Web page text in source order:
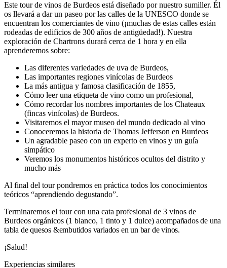
Este tour de vinos de Burdeos está diseñado por nuestro sumiller. Él
os llevará a dar un paseo por las calles de la UNESCO donde se
encuentran los comerciantes de vino (¡muchas de estas calles están
rodeadas de edificios de 300 años de antigüedad!). Nuestra
exploración de Chartrons durará cerca de 1 hora y en ella
aprenderemos sobre:
Las diferentes variedades de uva de Burdeos,
Las importantes regiones vinícolas de Burdeos
La más antigua y famosa clasificación de 1855,
Cómo leer una etiqueta de vino como un profesional,
Cómo recordar los nombres importantes de los Chateaux
(fincas vinícolas) de Burdeos.
Visitaremos el mayor museo del mundo dedicado al vino
Conoceremos la historia de Thomas Jefferson en Burdeos
Un agradable paseo con un experto en vinos y un guía
simpático
Veremos los monumentos históricos ocultos del distrito y
mucho más
Al final del tour pondremos en práctica todos los conocimientos
teóricos “aprendiendo degustando”.
Terminaremos el tour con una cata profesional de 3 vinos de
Burdeos orgánicos (1 blanco, 1 tinto y 1 dulce) acompañados de una
tabla de quesos &embutidos variados en un bar de vinos.
¡Salud!
Experiencias similares